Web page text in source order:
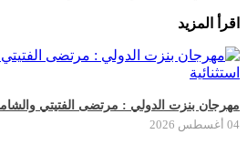
اقرأ المزيد
مهرجان بنزت الدولي : مرتضى الفتيتي
04 أغسطس 2026